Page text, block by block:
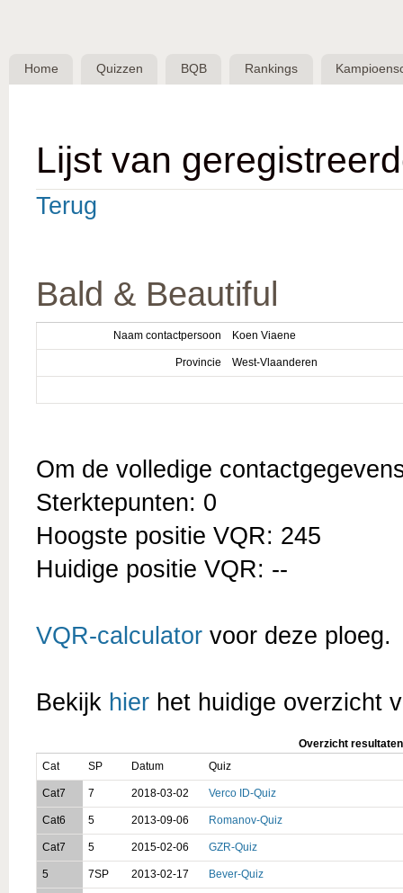
Belgische
QuizBond
Home Quizzen BQB Rankings
Lijst van
Terug
Bald & Beautiful
Naam contactpersoon Koen Viaene
Provincie West-Vlaanderen
Om de volledige
Sterktepunten: 0
Hoogste positie VQR: 245
Huidige positie VQR: --
VQR-calculator voor deze ploeg.
Bekijk hier het huidige overzicht
Overzicht resultaten
Cat
SP Datum Quiz
Cat7 7 2018-03-02 Verco ID-Quiz
Cat6 5 2013-09-06 Romanov-Quiz
Cat7 5 2015-02-06 GZR-Quiz
5 7SP 2013-02-17 Bever-Quiz